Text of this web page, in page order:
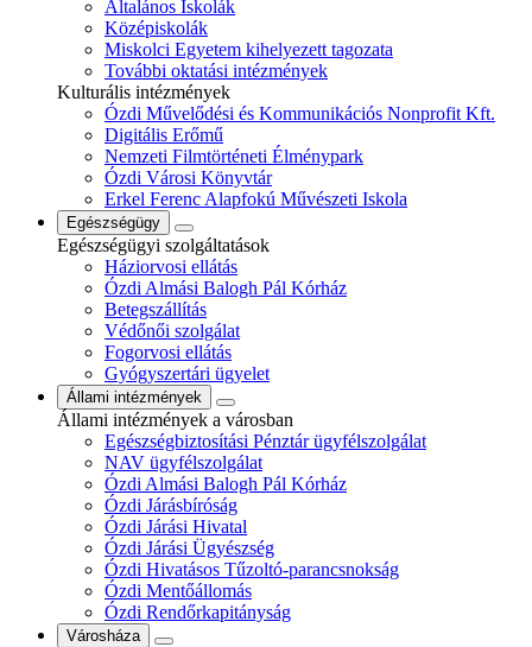
Általános Iskolák
Középiskolák
Miskolci Egyetem kihelyezett tagozata
További oktatási intézmények
Kulturális intézmények
Ózdi Művelődési és Kommunikációs Nonprofit Kft.
Digitális Erőmű
Nemzeti Filmtörténeti Élménypark
Ózdi Városi Könyvtár
Erkel Ferenc Alapfokú Művészeti Iskola
Egészségügy
Egészségügyi szolgáltatások
Háziorvosi ellátás
Ózdi Almási Balogh Pál Kórház
Betegszállítás
Védőnői szolgálat
Fogorvosi ellátás
Gyógyszertári ügyelet
Állami intézmények
Állami intézmények a városban
Egészségbiztosítási Pénztár ügyfélszolgálat
NAV ügyfélszolgálat
Ózdi Almási Balogh Pál Kórház
Ózdi Járásbíróság
Ózdi Járási Hivatal
Ózdi Járási Ügyészség
Ózdi Hivatásos Tűzoltó-parancsnokság
Ózdi Mentőállomás
Ózdi Rendőrkapitányság
Városháza